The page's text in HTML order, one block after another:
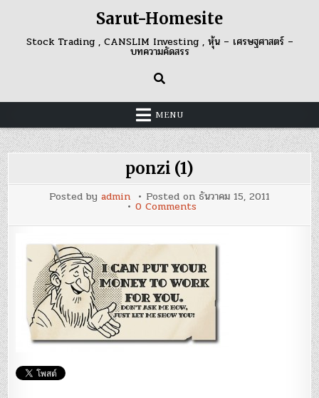
content
Sarut-Homesite
Stock Trading , CANSLIM Investing , หุ้น – เศรษฐศาสตร์ –
บทความคัดสรร
MENU
ponzi (1)
Posted by admin Posted on ธันวาคม 15, 2011
0 Commentson
(1)